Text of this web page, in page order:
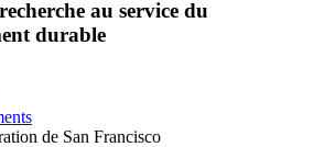
au service du
durable
de San Francisco